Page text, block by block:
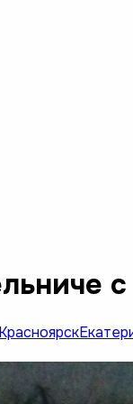
Красноярск